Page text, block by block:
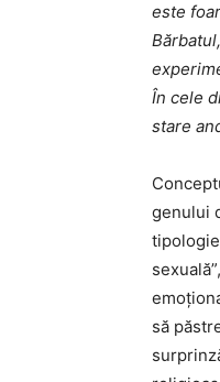
este
În cele
stare
genului
să